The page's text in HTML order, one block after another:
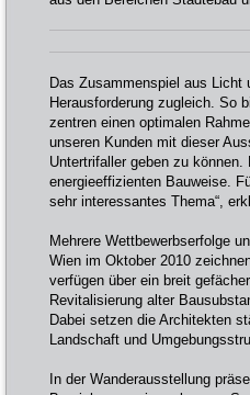
Das Zusammenspiel aus
Herausforderung zugleich. So
zentren einen optimalen
unseren Kunden mit dieser
Untertrifaller geben zu
energieeffizienten Bauweise.
sehr interessantes Thema“,
Mehrere Wettbewerbserfolge
Wien im Oktober 2010
verfügen über ein breit
Revitalisierung alter
Dabei setzen die Architekten
Landschaft und
In der Wanderausstellung